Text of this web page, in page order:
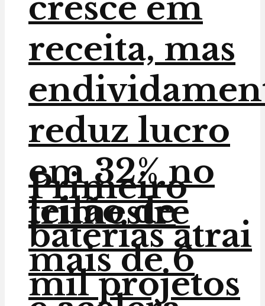
Primeiro
leilão de
baterias atrai
mais de 6
mil projetos
receita, mas
reduz lucro
em 32% no
trimestre